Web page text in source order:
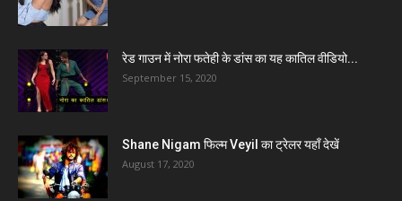
रेड गाउन में नोरा फतेही के डांस का यह कातिल वीडियो...
September 15, 2020
Shane Nigam फिल्म Veyil का ट्रेलर यहाँ देखें
August 17, 2020